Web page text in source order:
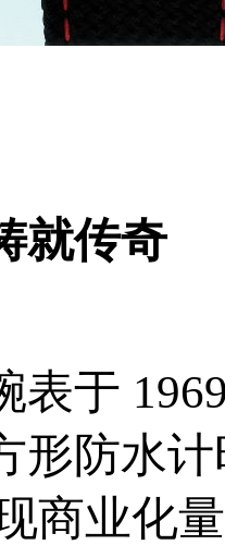
就传奇
表于
形防水
商业化